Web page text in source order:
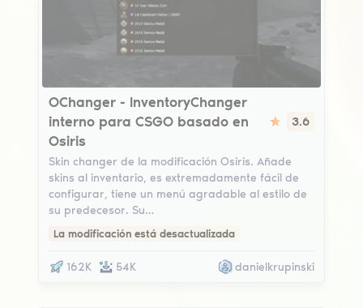
OChanger
OChanger - InventoryChanger
interno para CSGO basado en
Osiris
3.6
Skin changer de la modificación Osiris. Añade
skins al inventario, es extremadamente fácil de
configurar, tiene un menú agradable al estilo de
su predecesor. Su…
La modificación está desactualizada
162K 54K danielkrupinski